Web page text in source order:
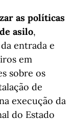
as políticas
asilo,
entrada e
em
sobre os
de
execução da
do Estado